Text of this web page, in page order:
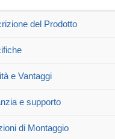
del Prodotto
e Vantaggi
e supporto
di Montaggio